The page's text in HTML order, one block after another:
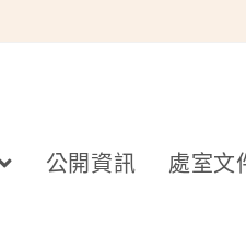
公開資訊 處室